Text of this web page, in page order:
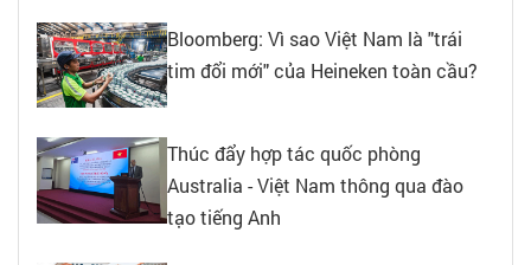
Bloomberg: Vì sao Việt Nam là "trái
tim đổi mới" của Heineken toàn cầu?
Thúc đẩy hợp tác quốc phòng
Australia - Việt Nam thông qua đào
tạo tiếng Anh